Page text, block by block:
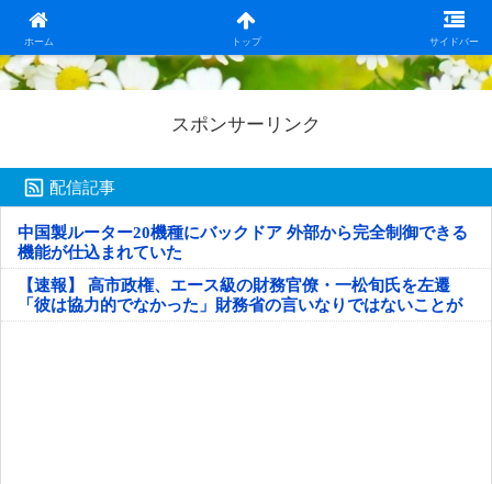
ホーム トップ サイドバー
日本第一！ニュース録
スポンサーリンク
配信記事
中国製ルーター20機種にバックドア 外部から完全制御できる
機能が仕込まれていた
【速報】 高市政権、エース級の財務官僚・一松旬氏を左遷
「彼は協力的でなかった」財務省の言いなりではないことが
判明